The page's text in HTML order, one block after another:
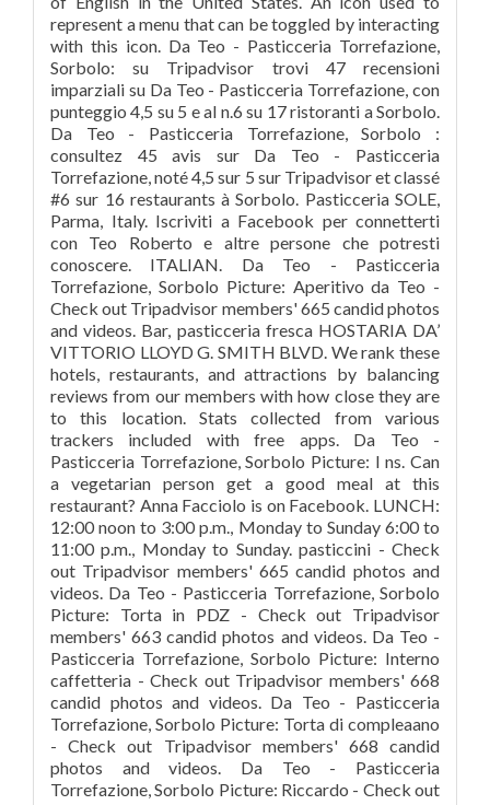
represent a menu that can be toggled by interacting
with this icon. Da Teo - Pasticceria Torrefazione,
Sorbolo: su Tripadvisor trovi 47 recensioni
imparziali su Da Teo - Pasticceria Torrefazione, con
punteggio 4,5 su 5 e al n.6 su 17 ristoranti a Sorbolo.
Da Teo - Pasticceria Torrefazione, Sorbolo :
consultez 45 avis sur Da Teo - Pasticceria
Torrefazione, noté 4,5 sur 5 sur Tripadvisor et classé
#6 sur 16 restaurants à Sorbolo. Pasticceria SOLE,
Parma, Italy. Iscriviti a Facebook per connetterti
con Teo Roberto e altre persone che potresti
conoscere. ITALIAN. Da Teo - Pasticceria
Torrefazione, Sorbolo Picture: Aperitivo da Teo -
Check out Tripadvisor members' 665 candid photos
and videos. Bar, pasticceria fresca HOSTARIA DA’
VITTORIO LLOYD G. SMITH BLVD. We rank these
hotels, restaurants, and attractions by balancing
reviews from our members with how close they are
to this location. Stats collected from various
trackers included with free apps. Da Teo -
Pasticceria Torrefazione, Sorbolo Picture: I ns. Can
a vegetarian person get a good meal at this
restaurant? Anna Facciolo is on Facebook. LUNCH:
12:00 noon to 3:00 p.m., Monday to Sunday 6:00 to
11:00 p.m., Monday to Sunday. pasticcini - Check
out Tripadvisor members' 665 candid photos and
videos. Da Teo - Pasticceria Torrefazione, Sorbolo
Picture: Torta in PDZ - Check out Tripadvisor
members' 663 candid photos and videos. Da Teo -
Pasticceria Torrefazione, Sorbolo Picture: Interno
caffetteria - Check out Tripadvisor members' 668
candid photos and videos. Da Teo - Pasticceria
Torrefazione, Sorbolo Picture: Torta di compleaano
- Check out Tripadvisor members' 668 candid
photos and videos. Da Teo - Pasticceria
Torrefazione, Sorbolo Picture: Riccardo - Check out